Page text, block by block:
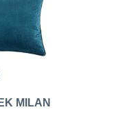
MILAN